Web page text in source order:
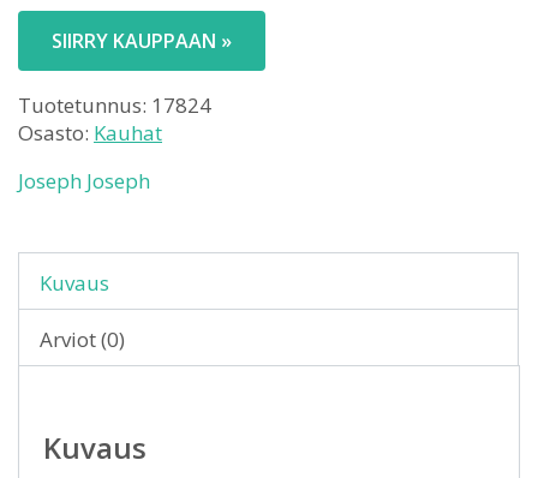
SIIRRY KAUPPAAN »
Tuotetunnus: 17824
Osasto: Kauhat
Joseph Joseph
Kuvaus
Arviot (0)
Kuvaus